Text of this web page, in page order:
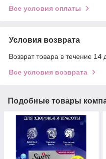
Все условия оплаты
Условия возврата
Возврат товара в течение 14
Все условия возврата
Подобные товары